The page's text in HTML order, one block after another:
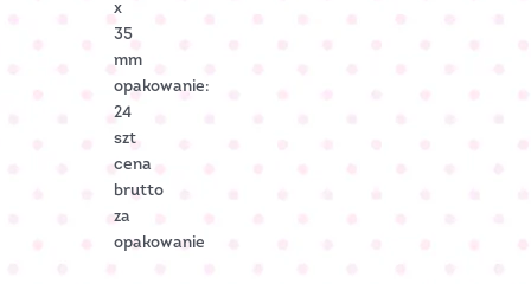
x
35
mm
opakowanie:
24
szt
cena
brutto
za
opakowanie